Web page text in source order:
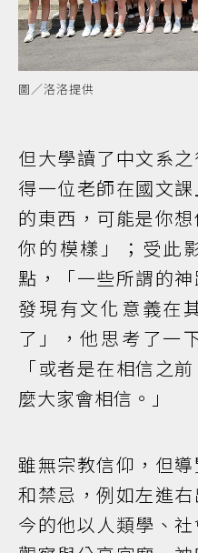
圖／洛洛提供
但大學讀了中文系
得一位老師在國文
的東西，可能是你
你的模樣」；受此
點，「一些所謂的
發現有文化意義在
了」，他思考了一
「或者是在相信之
麼大家會相信。」
雖無宗教信仰，但
和禁忌，例如左進
今的他以人類學、